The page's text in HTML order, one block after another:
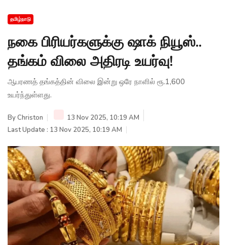
தமிழ்நாடு
நகை பிரியர்களுக்கு ஷாக் நியூஸ்..
தங்கம் விலை அதிரடி உயர்வு!
ஆபரணத் தங்கத்தின் விலை இன்று ஒரே நாளில் ரூ.1,600
உயர்ந்துள்ளது.
ByChriston
13 Nov 2025, 10:19 AM
Last Update : 13 Nov 2025, 10:19 AM